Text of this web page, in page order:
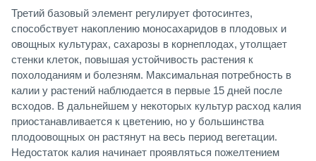
Третий базовый элемент регулирует фотосинтез,
способствует накоплению моносахаридов в плодовых и
овощных культурах, сахарозы в корнеплодах, утолщает
стенки клеток, повышая устойчивость растения к
похолоданиям и болезням. Максимальная потребность в
калии у растений наблюдается в первые 15 дней после
всходов. В дальнейшем у некоторых культур расход калия
приостанавливается к цветению, но у большинства
плодоовощных он растянут на весь период вегетации.
Недостаток калия начинает проявляться пожелтением